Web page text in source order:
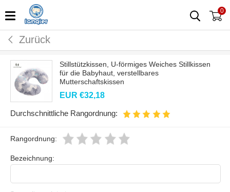
0
Zurück
Stillstützkissen, U-förmiges Weiches Stillkissen
für die Babyhaut, verstellbares
Mutterschaftskissen
EUR €32,18
Durchschnittliche Rangordnung:
Rangordnung:
Bezeichnung: